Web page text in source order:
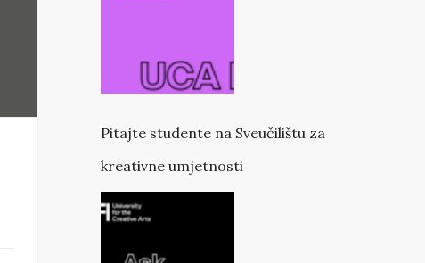
Pitajte studente na Sveučilištu za
kreativne umjetnosti